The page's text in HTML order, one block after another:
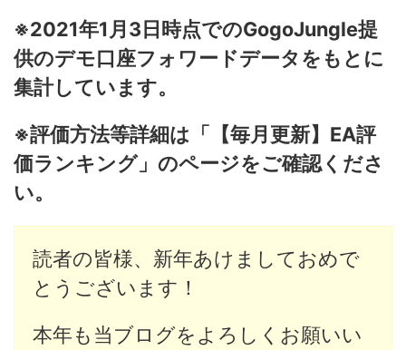
※2021年1月3日時点でのGogoJungle提
供のデモ口座フォワードデータをもとに
集計しています。
※評価方法等詳細は「【毎月更新】EA評
価ランキング」のページをご確認くださ
い。
読者の皆様、新年あけましておめで
とうございます！
本年も当ブログをよろしくお願いい